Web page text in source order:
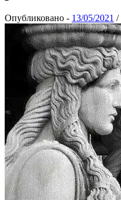
Опубликовано - /